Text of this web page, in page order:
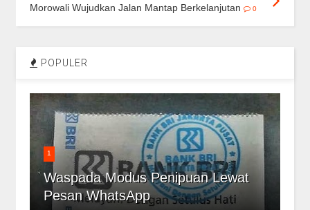
Morowali Wujudkan Jalan Mantap Berkelanjutan
0
POPULER
1
Waspada Modus Penipuan Lewat
Pesan WhatsApp